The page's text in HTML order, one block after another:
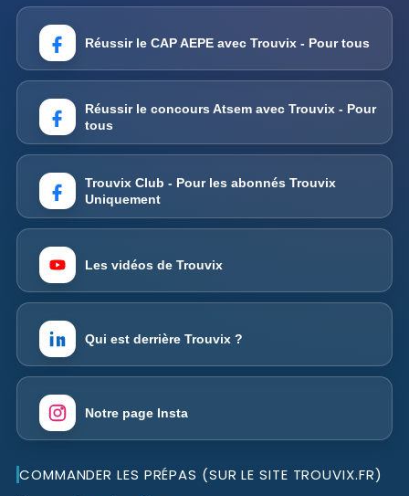
Réussir le CAP AEPE avec Trouvix - Pour tous
Réussir le concours Atsem avec Trouvix - Pour
tous
Trouvix Club - Pour les abonnés Trouvix
Uniquement
Les vidéos de Trouvix
Qui est derrière Trouvix ?
Notre page Insta
COMMANDER LES PRÉPAS (SUR LE SITE TROUVIX.FR)